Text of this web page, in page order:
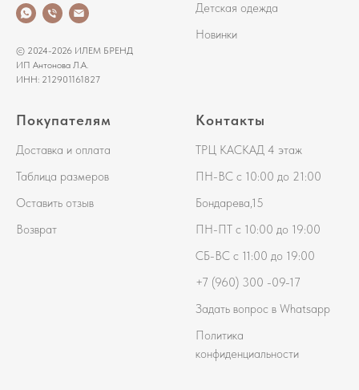
© 2024-2026 ИЛЕМ БРЕНД
ИП Антонова Л.А.
ИНН: 212901161827
Детская одежда
Новинки
Покупателям
Доставка и оплата
Таблица размеров
Оставить отзыв
Возврат
Контакты
ТРЦ КАСКАД 4 этаж
ПН-ВС с 10:00 до 21:00
Бондарева,15
ПН-ПТ с 10:00 до 19:00
СБ-ВС с 11:00 до 19:00
+7 (960) 300 -09-17
Задать вопрос в Whatsapp
Политика
конфиденциальности